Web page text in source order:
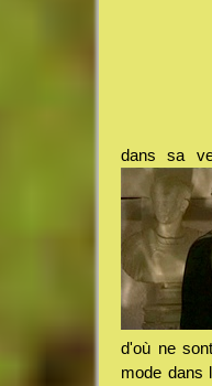
dans sa
d'où ne
mode dans